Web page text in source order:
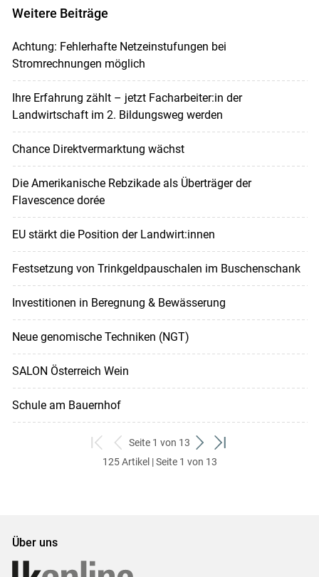
Weitere Beiträge
Achtung: Fehlerhafte Netzeinstufungen bei
Stromrechnungen möglich
Ihre Erfahrung zählt – jetzt Facharbeiter:in der
Landwirtschaft im 2. Bildungsweg werden
Chance Direktvermarktung wächst
Die Amerikanische Rebzikade als Überträger der
Flavescence dorée
EU stärkt die Position der Landwirt:innen
Festsetzung von Trinkgeldpauschalen im Buschenschank
Investitionen in Beregnung & Bewässerung
Neue genomische Techniken (NGT)
SALON Österreich Wein
Schule am Bauernhof
zum
ersten
zurück
zum
Seite 1 von 13
weiter
zum
zum
125 Artikel | Seite 1 von 13
Über uns